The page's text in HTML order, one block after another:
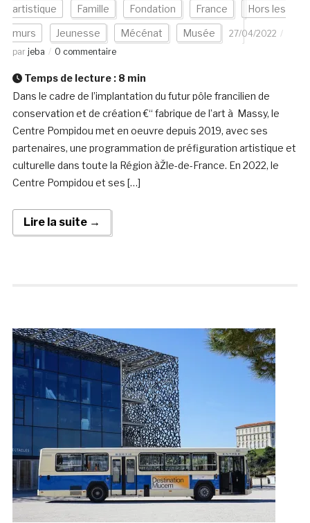
artistique Famille Fondation France Hors les
murs Jeunesse Mécénat Musée
27/04/2022
par jeba 0 commentaire
Temps de lecture : 8 min
Dans le cadre de l’implantation du futur pôle francilien de
conservation et de création €“ fabrique de l’art à Massy, le
Centre Pompidou met en oeuvre depuis 2019, avec ses
partenaires, une programmation de préfiguration artistique et
culturelle dans toute la Région àŽle-de-France. En 2022, le
Centre Pompidou et ses […]
Lire la suite →